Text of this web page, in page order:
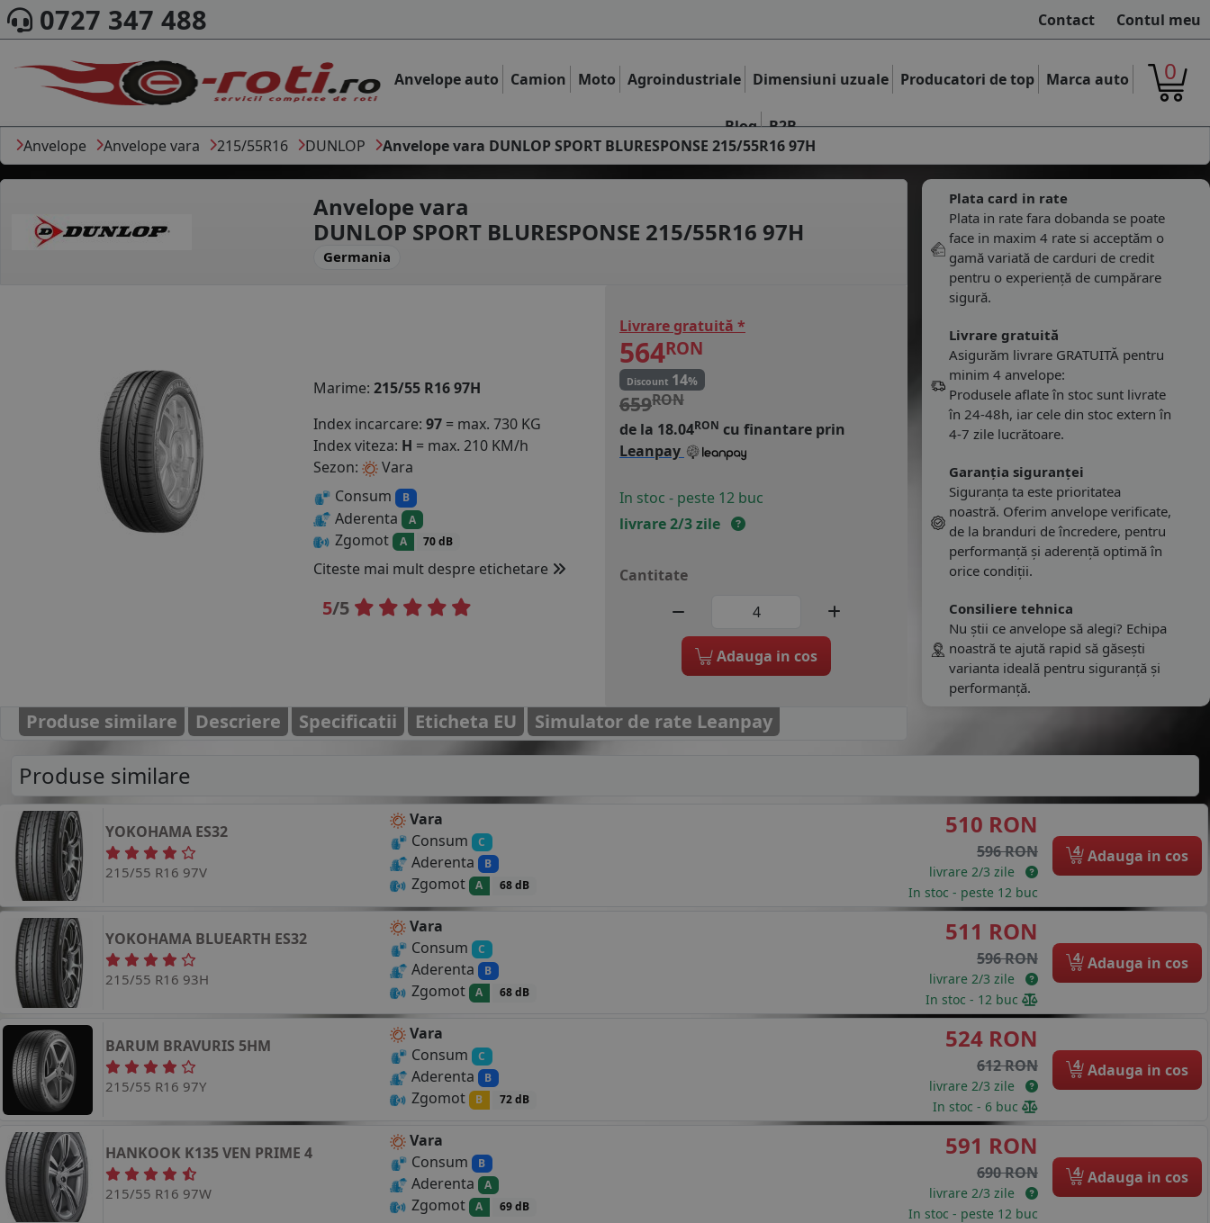
0727 347 488 Contact Contul meu
Anvelope auto Camion Moto Agroindustriale Dimensiuni uzuale Producatori de top Marca auto
Blog B2B
0
Anvelope Anvelope vara 215/55R16 DUNLOP Anvelope vara DUNLOP SPORT BLURESPONSE 215/55R16 97H
Anvelope vara
DUNLOP SPORT BLURESPONSE 215/55R16 97H
Germania
Marime: 215/55 R16 97H
Index incarcare: 97 = max. 730 KG
Index viteza: H = max. 210 KM/h
Sezon:
Vara
Consum
B
Aderenta A
Zgomot A 70 dB
Citeste mai mult despre etichetare
5/5
Livrare gratuită *
564RON
Discount 14%
659RON
de la 18.04RON cu finantare prin
Leanpay
In stoc - peste 12 buc
livrare 2/3 zile
Cantitate
Adauga in cos
Plata card in rate
Plata in rate fara dobanda se poate
face in maxim 4 rate si acceptăm o
gamă variată de carduri de credit
pentru o experiență de cumpărare
sigură.
Livrare gratuită
Asigurăm livrare GRATUITĂ pentru
minim 4 anvelope:
Produsele aflate în stoc sunt livrate
în 24-48h, iar cele din stoc extern în
4-7 zile lucrătoare.
Garanția siguranței
Siguranța ta este prioritatea
noastră. Oferim anvelope verificate,
de la branduri de încredere, pentru
performanță și aderență optimă în
orice condiții.
Consiliere tehnica
Nu știi ce anvelope să alegi? Echipa
noastră te ajută rapid să găsești
varianta ideală pentru siguranță și
performanță.
Produse similare Descriere Specificatii Eticheta EU Simulator de rate Leanpay
Produse similare
YOKOHAMA ES32
215/55 R16 97V
Vara
Consum
C
Aderenta B
Zgomot A 68 dB
510 RON
596 RON
livrare 2/3 zile
In stoc - peste 12 buc
4 Adauga in cos
YOKOHAMA BLUEARTH ES32
215/55 R16 93H
Vara
Consum
C
Aderenta B
Zgomot A 68 dB
511 RON
596 RON
livrare 2/3 zile
In stoc - 12 buc
4 Adauga in cos
BARUM BRAVURIS 5HM
215/55 R16 97Y
Vara
Consum
C
Aderenta B
Zgomot B 72 dB
524 RON
612 RON
livrare 2/3 zile
In stoc - 6 buc
4 Adauga in cos
HANKOOK K135 VEN PRIME 4
215/55 R16 97W
Vara
Consum
B
Aderenta A
Zgomot A 69 dB
591 RON
690 RON
livrare 2/3 zile
In stoc - peste 12 buc
4 Adauga in cos